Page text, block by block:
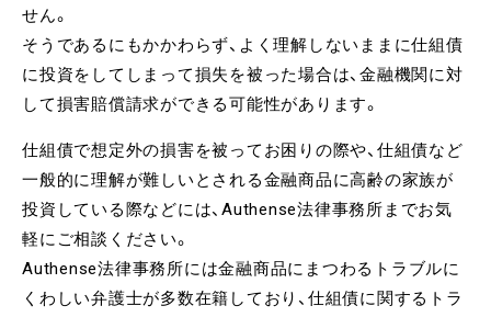
せん。
そうであるにもかかわらず、よく理解しないままに仕組債
に投資をしてしまって損失を被った場合は、金融機関に対
して損害賠償請求ができる可能性があります。
仕組債で想定外の損害を被ってお困りの際や、仕組債など
一般的に理解が難しいとされる金融商品に高齢の家族が
投資している際などには、Authense法律事務所までお気
軽にご相談ください。
Authense法律事務所には金融商品にまつわるトラブルに
くわしい弁護士が多数在籍しており、仕組債に関するトラ